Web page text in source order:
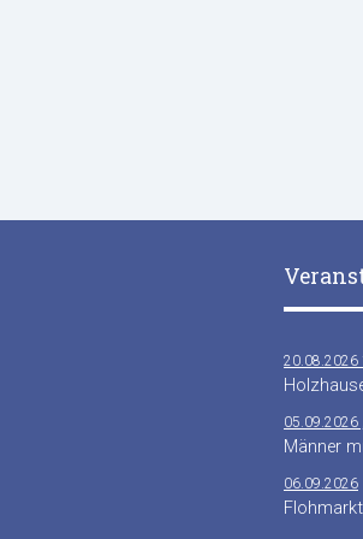
20.08.2026
05.09.2026
Männer
06.09.2026
Flohmarkt